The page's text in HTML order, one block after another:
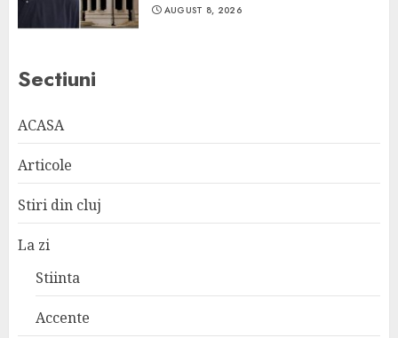
AUGUST 8, 2026
Sectiuni
ACASA
Articole
Stiri din cluj
La zi
Stiinta
Accente